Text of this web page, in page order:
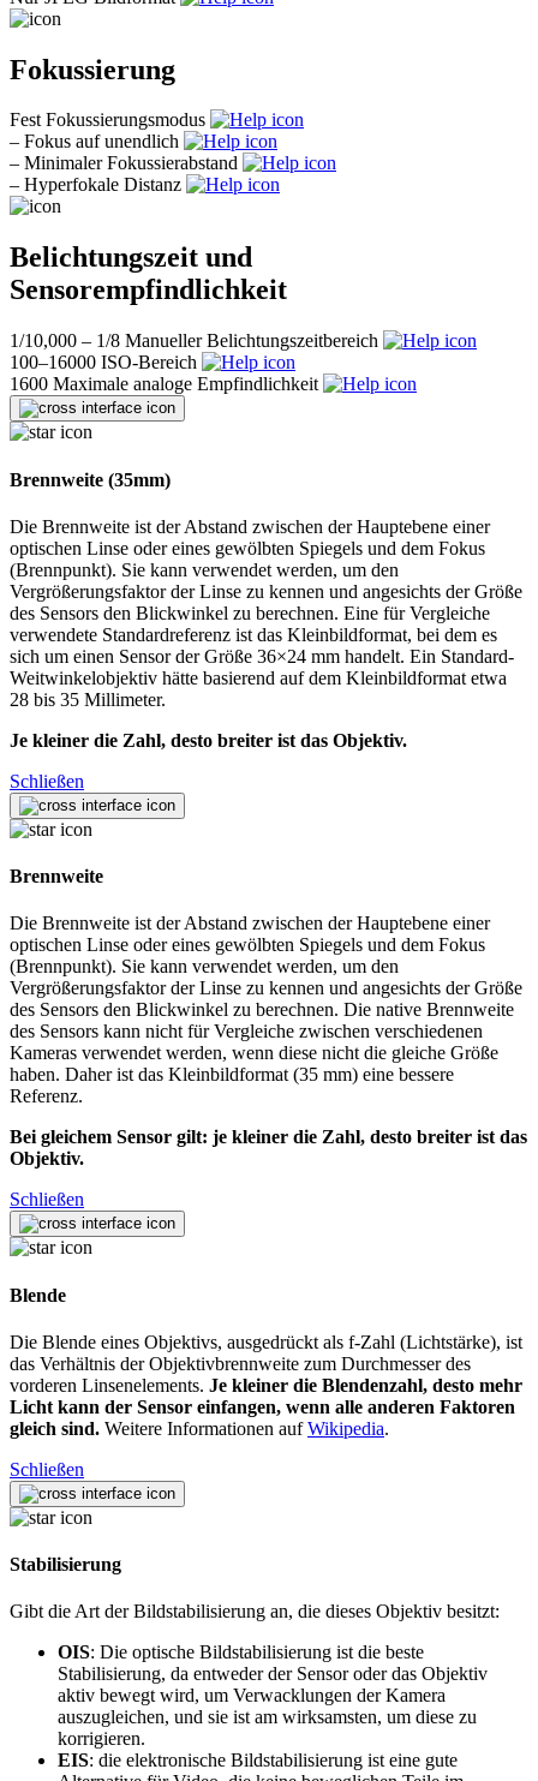
Fokussierung
FestFokussierungsmodus
– Fokus auf unendlich
– Minimaler Fokussierabstand
– Hyperfokale Distanz
Belichtungszeit und
Sensorempfindlichkeit
1/10,000 – 1/8 Manueller Belichtungszeitbereich
100–16000 ISO-Bereich
1600 Maximale analoge Empfindlichkeit
Brennweite (35mm)
Die Brennweite ist der Abstand zwischen der Hauptebene einer
optischen Linse oder eines gewölbten Spiegels und dem Fokus
(Brennpunkt). Sie kann verwendet werden, um den
Vergrößerungsfaktor der Linse zu kennen und angesichts der Größe
des Sensors den Blickwinkel zu berechnen. Eine für Vergleiche
verwendete Standardreferenz ist das Kleinbildformat, bei dem es
sich um einen Sensor der Größe 36×24 mm handelt. Ein Standard-
Weitwinkelobjektiv hätte basierend auf dem Kleinbildformat etwa
28 bis 35 Millimeter.
Je kleiner die Zahl, desto breiter ist das Objektiv.
Schließen
Brennweite
Die Brennweite ist der Abstand zwischen der Hauptebene einer
optischen Linse oder eines gewölbten Spiegels und dem Fokus
(Brennpunkt). Sie kann verwendet werden, um den
Vergrößerungsfaktor der Linse zu kennen und angesichts der Größe
des Sensors den Blickwinkel zu berechnen. Die native Brennweite
des Sensors kann nicht für Vergleiche zwischen verschiedenen
Kameras verwendet werden, wenn diese nicht die gleiche Größe
haben. Daher ist das Kleinbildformat (35 mm) eine bessere
Referenz.
Bei gleichem Sensor gilt: je kleiner die Zahl, desto breiter ist das
Objektiv.
Schließen
Blende
Die Blende eines Objektivs, ausgedrückt als f-Zahl (Lichtstärke), ist
das Verhältnis der Objektivbrennweite zum Durchmesser des
vorderen Linsenelements. Je kleiner die Blendenzahl, desto mehr
Licht kann der Sensor einfangen, wenn alle anderen Faktoren
gleich sind. Weitere Informationen aufWikipedia.
Schließen
Stabilisierung
Gibt die Art der Bildstabilisierung an, die dieses Objektiv besitzt:
OIS: Die optische Bildstabilisierung ist die beste
Stabilisierung, da entweder der Sensor oder das Objektiv
aktiv bewegt wird, um Verwacklungen der Kamera
auszugleichen, und sie ist am wirksamsten, um diese zu
korrigieren.
EIS: die elektronische Bildstabilisierung ist eine gute